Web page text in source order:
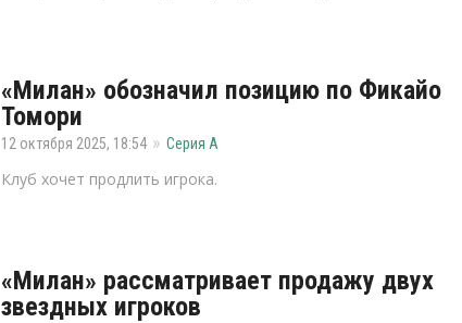
«Милан» обозначил позицию по Фикайо
Томори
12 октября 2025, 18:54 Серия А
Клуб хочет продлить игрока.
«Милан» рассматривает продажу двух
звездных игроков